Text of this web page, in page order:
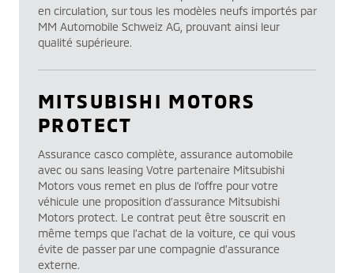
en circulation, sur tous les modèles neufs importés par
MM Automobile Schweiz AG, prouvant ainsi leur
qualité supérieure.
MITSUBISHI MOTORS
PROTECT
Assurance casco complète, assurance automobile
avec ou sans leasing Votre partenaire Mitsubishi
Motors vous remet en plus de l’offre pour votre
véhicule une proposition d’assurance Mitsubishi
Motors protect. Le contrat peut être souscrit en
même temps que l’achat de la voiture, ce qui vous
évite de passer par une compagnie d’assurance
externe.